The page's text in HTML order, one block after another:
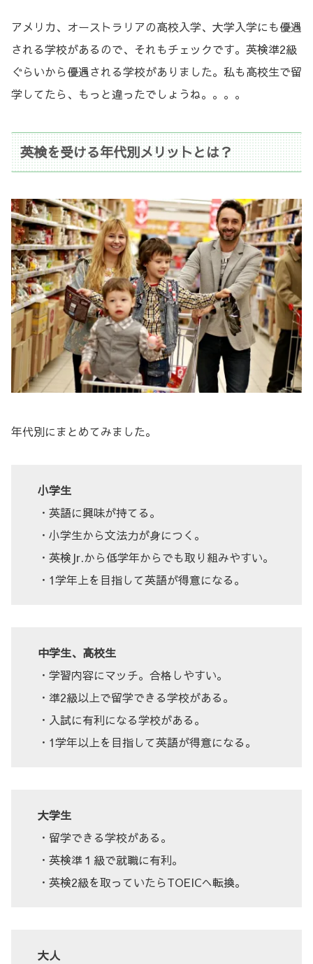
アメリカ、オーストラリアの高校入学、大学入学にも優遇
される学校があるので、それもチェックです。英検準2級
ぐらいから優遇される学校がありました。私も高校生で留
学してたら、もっと違ったでしょうね。。。。
英検を受ける年代別メリットとは？
年代別にまとめてみました。
小学生
・英語に興味が持てる。
・小学生から文法力が身につく。
・英検Jr.から低学年からでも取り組みやすい。
・1学年上を目指して英語が得意になる。
中学生、高校生
・学習内容にマッチ。合格しやすい。
・準2級以上で留学できる学校がある。
・入試に有利になる学校がある。
・1学年以上を目指して英語が得意になる。
大学生
・留学できる学校がある。
・英検準１級で就職に有利。
・英検2級を取っていたらTOEICへ転換。
大人